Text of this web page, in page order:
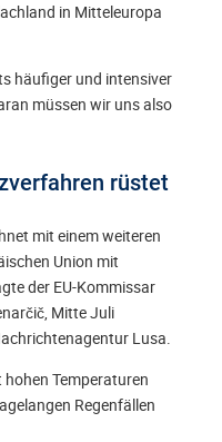
in Mitteleuropa
häufiger und intensiver
müssen wir uns also
rüstet
mit einem weiteren
Union mit
der EU-Kommissar
Mitte Juli
Lusa.
hohen Temperaturen
Regenfällen